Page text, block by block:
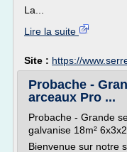
La...
Lire la suite
Site : https://
Probache -
arceaux Pro ...
Probache - Grande
galvanise 18m²
Bienvenue sur notre